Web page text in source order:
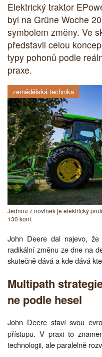
Elektrický traktor
byl na Grüne Woche
symbolem změny. Ve
představil celou
typy pohonů podle
praxe.
zemědělská technika
Jednou z novinek je elektrický
130 koní.
John Deere dal najevo, že
radikální změnu ze dne na
skutečně dává a kde dává
Multipath
ne podle hesel
John Deere staví svou
přístupu. V praxi to
technologii, ale paralelně